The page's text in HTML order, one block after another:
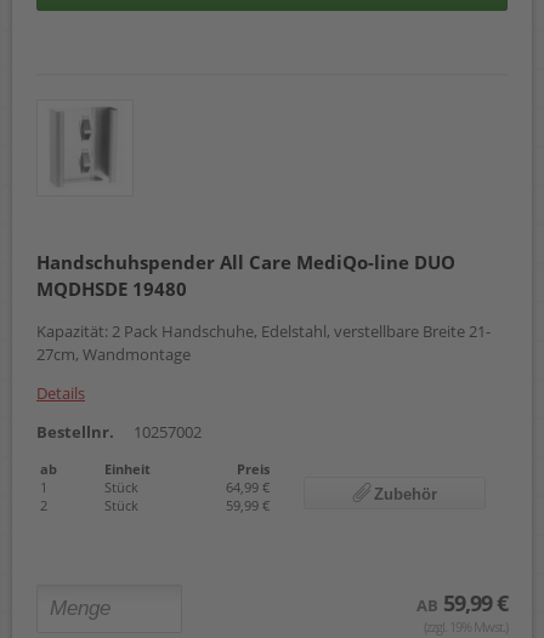
Handschuhspender All Care MediQo-line DUO
MQDHSDE 19480
Kapazität: 2 Pack Handschuhe, Edelstahl, verstellbare Breite 21-
27cm, Wandmontage
Details
Bestellnr.
10257002
ab Einheit
Preis
1
Stück
64,99 €
2
Stück 59,99 €
Zubehör
AB 59,99 €
(zzgl. 19% Mwst.)